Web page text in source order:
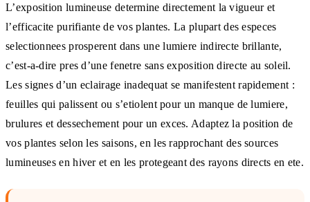
L’exposition lumineuse determine directement la vigueur et
l’efficacite purifiante de vos plantes. La plupart des especes
selectionnees prosperent dans une lumiere indirecte brillante,
c’est-a-dire pres d’une fenetre sans exposition directe au soleil.
Les signes d’un eclairage inadequat se manifestent rapidement :
feuilles qui palissent ou s’etiolent pour un manque de lumiere,
brulures et dessechement pour un exces. Adaptez la position de
vos plantes selon les saisons, en les rapprochant des sources
lumineuses en hiver et en les protegeant des rayons directs en ete.